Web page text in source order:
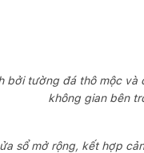
bởi tường đá thô mộc
không gian bên
sổ mở rộng, kết hợp